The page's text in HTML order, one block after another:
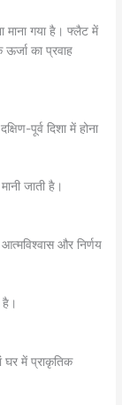
माना गया है। फ्लैट में
का प्रवाह
पूर्व दिशा में होना
जाती है।
और निर्णय
है।
घर में प्राकृतिक